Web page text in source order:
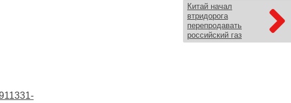
Китай начал
втридорога
перепродавать
российский газ